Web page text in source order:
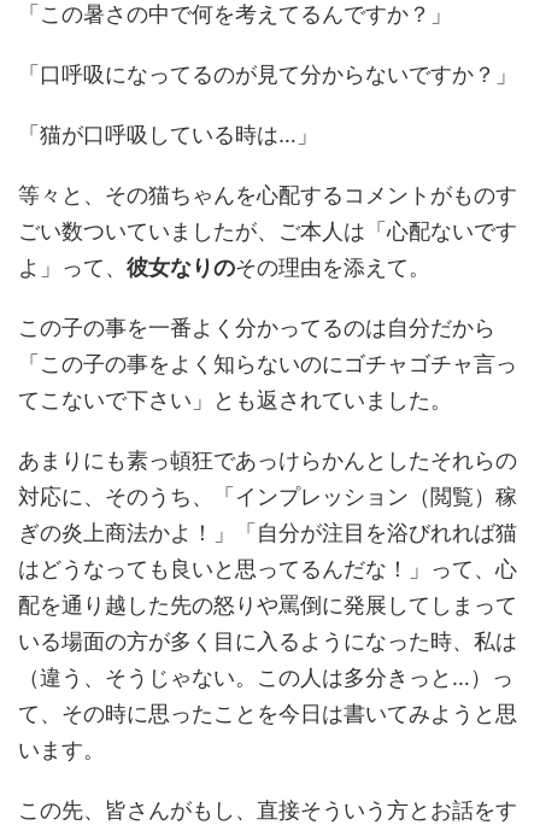
「この暑さの中で何を考えてるんですか？」
「口呼吸になってるのが見て分からないですか？」
「猫が口呼吸している時は…」
等々と、その猫ちゃんを心配するコメントがものす
ごい数ついていましたが、ご本人は「心配ないです
よ」って、 彼女なりのその理由を添えて。
この子の事を一番よく分かってるのは自分だから
「この子の事をよく知らないのにゴチャゴチャ言っ
てこないで下さい」とも返されていました。
あまりにも素っ頓狂であっけらかんとしたそれらの
対応に、そのうち、「インプレッション（閲覧）稼
ぎの炎上商法かよ！」「自分が注目を浴びれれば猫
はどうなっても良いと思ってるんだな！」って、心
配を通り越した先の怒りや罵倒に発展してしまって
いる場面の方が多く目に入るようになった時、私は
（違う、そうじゃない。この人は多分きっと…）っ
て、その時に思ったことを今日は書いてみようと思
います。
この先、皆さんがもし、直接そういう方とお話をす